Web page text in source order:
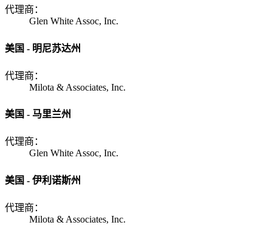
代理商：
Glen White Assoc, Inc.
美国 - 明尼苏达州
代理商：
Milota & Associates, Inc.
美国 - 马里兰州
代理商：
Glen White Assoc, Inc.
美国 - 伊利诺斯州
代理商：
Milota & Associates, Inc.